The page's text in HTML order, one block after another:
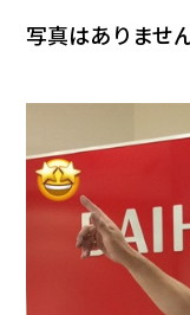
写真はありませ